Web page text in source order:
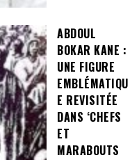
ABDOUL
BOKAR KANE :
UNE FIGURE
EMBLÉMATIQU
E REVISITÉE
DANS ‘CHEFS
ET
MARABOUTS